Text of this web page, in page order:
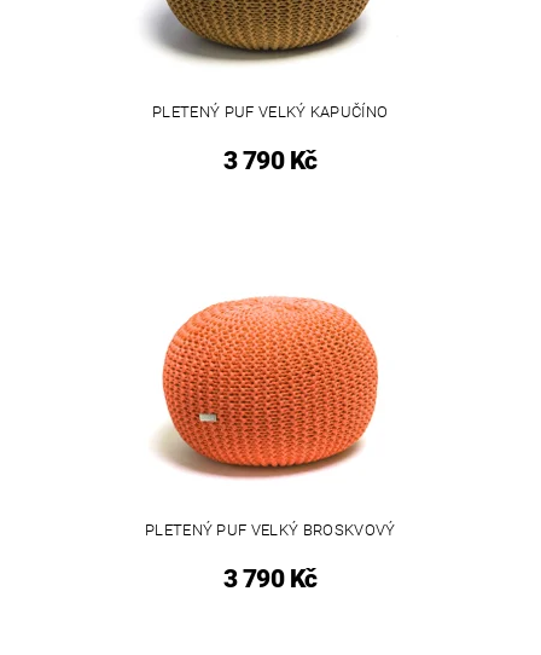
PLETENÝ PUF VELKÝ KAPUČÍNO
3 790 Kč
PLETENÝ PUF VELKÝ BROSKVOVÝ
3 790 Kč